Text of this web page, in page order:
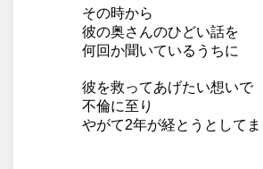
その時から
彼の奥さんのひどい話を
何回か聞いているうちに
彼を救ってあげたい想いで
不倫に至り
やがて2年が経とうとしてま